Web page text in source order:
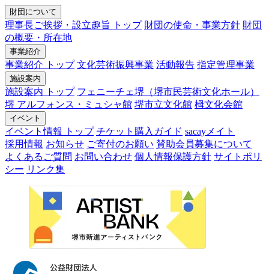
財団について
理事長ご挨拶・設立趣旨 トップ 財団の使命・事業方針 財団
の概要・所在地
事業紹介
事業紹介 トップ 文化芸術振興事業 活動報告 指定管理事業
施設案内
施設案内 トップ フェニーチェ堺（堺市民芸術文化ホール）
堺 アルフォンス・ミュシャ館 堺市立文化館 栂文化会館
イベント
イベント情報 トップ チケット購入ガイド sacayメイト
採用情報 お知らせ ご寄付のお願い 賛助会員募集について
よくあるご質問 お問い合わせ 個人情報保護方針 サイトポリ
シー リンク集